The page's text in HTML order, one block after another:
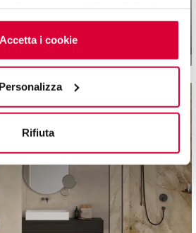
può essere espresso
i cookie”. Se non vuole i
negare il consenso sul tasto
Accetta i cookie
Personalizza
Rifiuta